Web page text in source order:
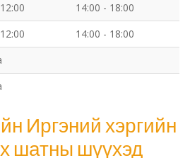
14:00 - 18:00
14:00 - 18:00
Иргэний хэргийн
шатны шүүхэд